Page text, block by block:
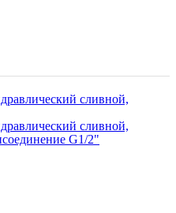
сливной,
сливной,
G1/2"